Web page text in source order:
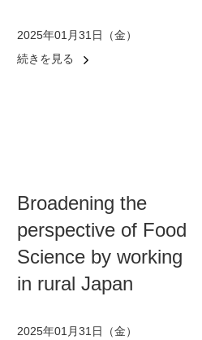
2025年01月31日（金）
続きを見る
Broadening the
perspective of Food
Science by working
in rural Japan
2025年01月31日（金）